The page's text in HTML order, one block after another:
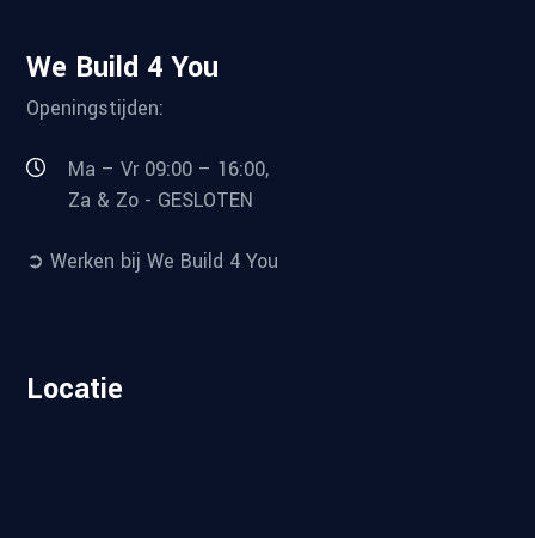
We Build 4 You
Openingstijden:
Ma – Vr 09:00 – 16:00,
Za & Zo - GESLOTEN
➲ Werken bij We Build 4 You
Locatie